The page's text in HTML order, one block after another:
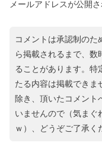
メールアドレスが公開
コメントは承認制のた
ら掲載されるまで、数
ることがあります。特
たる内容は掲載できま
除き、頂いたコメント
いませんので（気まぐ
ｗ）、どうぞご了承く